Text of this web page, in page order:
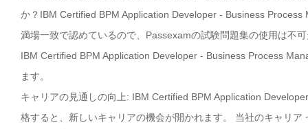
か？IBM Certified BPM Application Developer - Business
満場一致で認めているので、Passexamの試験問題集の使用は不
IBM Certified BPM Application Developer - Business Process
ます。
キャリアの見通しの向上: IBM Certified BPM Application
格すると、新しいキャリアの機会が開かれます。 当社のキャリ